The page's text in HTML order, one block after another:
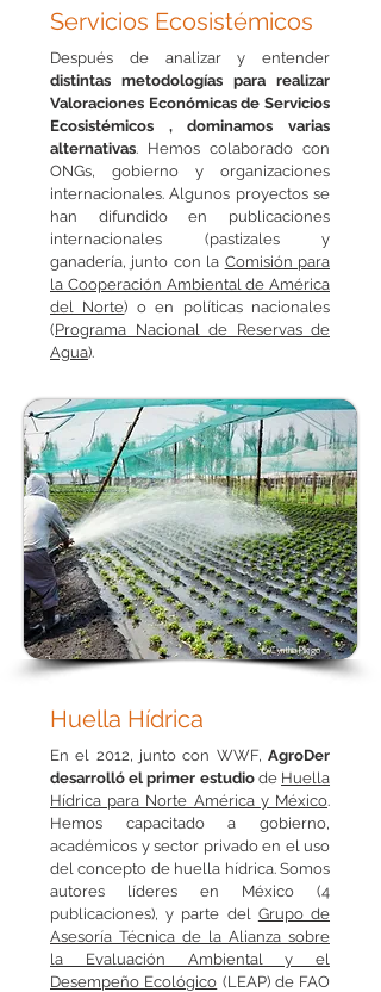
Servicios Ecosistémicos
Después de analizar y entender
distintas metodologías para realizar
Valoraciones Económicas de Servicios
Ecosistémicos , dominamos varias
alternativas. Hemos colaborado con
ONGs, gobierno y organizaciones
internacionales. Algunos proyectos se
han difundido en publicaciones
internacionales (pastizales y
ganadería, junto con la Comisión para
la Cooperación Ambiental de América
del Norte) o en políticas nacionales
(Programa Nacional de Reservas de
Agua).
Huella Hídrica
En el 2012, junto con WWF, AgroDer
desarrolló el primer estudiode Huella
Hídrica para Norte América y México.
Hemos capacitado a gobierno,
académicos y sector privado en el uso
del concepto de huella hídrica. Somos
autores líderes en México (4
publicaciones), y parte del Grupo de
Asesoría Técnica de la Alianza sobre
la Evaluación Ambiental y el
Desempeño Ecológico (LEAP) de FAO
© Cynthia Pliego